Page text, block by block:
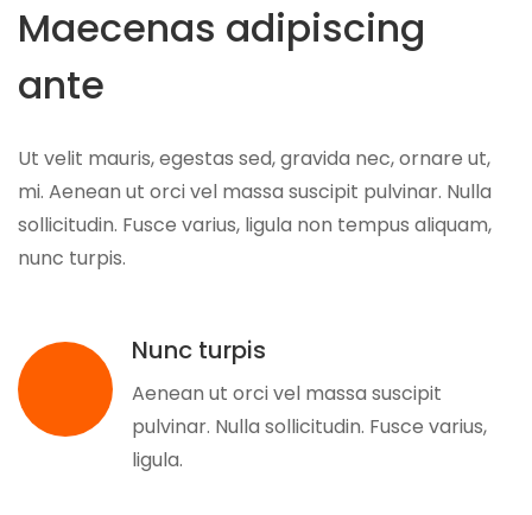
Maecenas adipiscing
ante
Ut velit mauris, egestas sed, gravida nec, ornare ut,
mi. Aenean ut orci vel massa suscipit pulvinar. Nulla
sollicitudin. Fusce varius, ligula non tempus aliquam,
nunc turpis.
Nunc turpis
Aenean ut orci vel massa suscipit
pulvinar. Nulla sollicitudin. Fusce varius,
ligula.